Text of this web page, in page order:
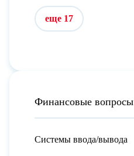
еще 17
Финансовые вопросы
Системы ввода/вывода